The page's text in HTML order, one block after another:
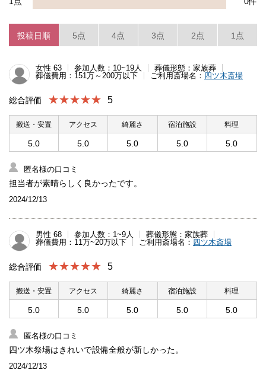
投稿日順 5点 4点 3点 2点 1点
女性 63 参加人数：10~19人
葬儀形態：家族葬
葬儀費用：151万～200万以下
ご利用斎場名： 四ツ木斎場
総合評価 ★★★★★ 5
搬送・安置
5.0
アクセス
5.0
綺麗さ
5.0
宿泊施設
5.0
料理
5.0
匿名様の口コミ
担当者が素晴らしく良かったです。
2024/12/13
男性 68 参加人数：1~9人
葬儀形態：家族葬
葬儀費用：11万~20万以下
ご利用斎場名： 四ツ木斎場
総合評価 ★★★★★ 5
搬送・安置
5.0
アクセス
5.0
綺麗さ
5.0
宿泊施設
5.0
料理
5.0
匿名様の口コミ
四ツ木祭場はきれいで設備全般が新しかった。
2024/12/13